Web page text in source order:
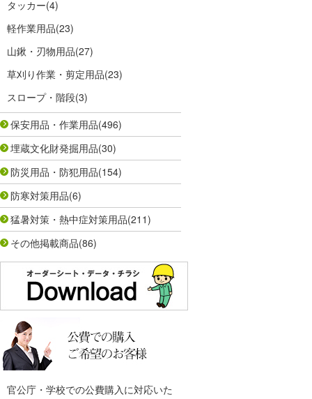
タッカー(4)
軽作業用品(23)
山鍬・刃物用品(27)
草刈り作業・剪定用品(23)
スロープ・階段(3)
保安用品・作業用品(496)
埋蔵文化財発掘用品(30)
防災用品・防犯用品(154)
防寒対策用品(6)
猛暑対策・熱中症対策用品(211)
その他掲載商品(86)
官公庁・学校での公費購入に対応いた